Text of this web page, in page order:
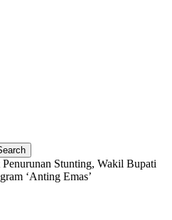
Penurunan Stunting, Wakil Bupati
‘Anting Emas’